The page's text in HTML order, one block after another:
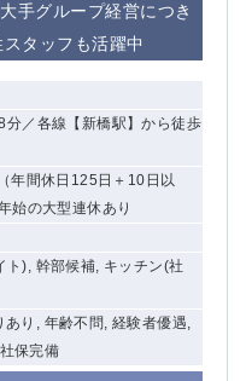
手グループ経営につき
タッフも活躍中
分／各線【新橋駅】から徒歩
年間休日125日＋10日以
始の大型連休あり
), 幹部候補, キッチン(社
あり, 年齢不問, 経験者優遇,
保完備